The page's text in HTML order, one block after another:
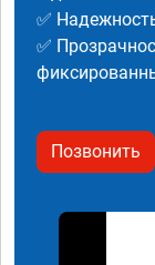
✅
✅
Позвонить